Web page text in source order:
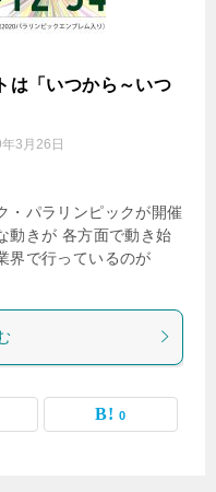
は「いつから～いつ
3月26日
・パラリンピックが開催
動きが 各方面で動き始
で行っているのが
0